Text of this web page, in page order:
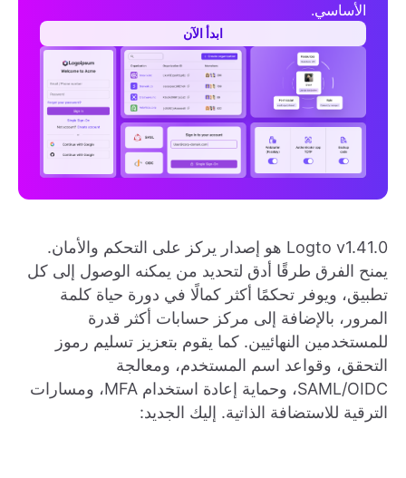
الأساسي.
ابدأ الآن
Logto v1.41.0 هو إصدار يركز على التحكم والأمان.
يمنح الفرق طرقًا أدق لتحديد من يمكنه الوصول إلى كل
تطبيق، ويوفر تحكمًا أكثر كمالًا في دورة حياة كلمة
المرور، بالإضافة إلى مركز حسابات أكثر قدرة
للمستخدمين النهائيين. كما يقوم بتعزيز تسليم رموز
التحقق، وقواعد اسم المستخدم، ومعالجة
SAML/OIDC، وحماية إعادة استخدام MFA، ومسارات
الترقية للاستضافة الذاتية. إليك الجديد: